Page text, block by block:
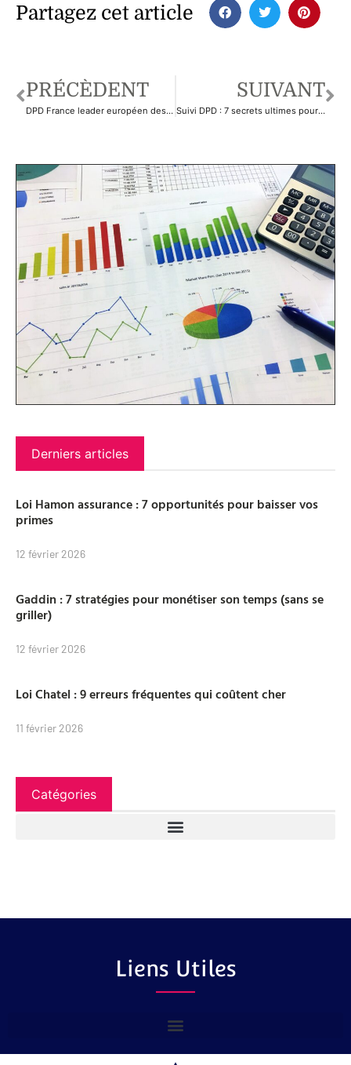
Partagez cet article
PRÉCÈDENT
DPD France leader européen des solutions de livraison et de suivi de colis pour particuliers et professionnels
SUIVANT
Suivi DPD : 7 secrets ultimes pour une livraison transparente en 2025
Derniers articles
Loi Hamon assurance : 7 opportunités pour baisser vos
primes
12 février 2026
Gaddin : 7 stratégies pour monétiser son temps (sans se
griller)
12 février 2026
Loi Chatel : 9 erreurs fréquentes qui coûtent cher
11 février 2026
Catégories
Liens Utiles